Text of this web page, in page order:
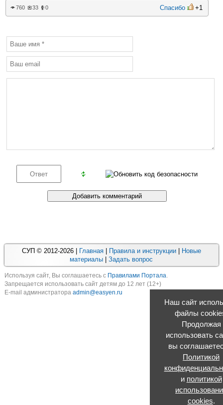
760 33 0 Спасибо +1
СУП © 2012-2026 | Главная| Правила и инструкции|
Новые
материалы |Задать вопрос
Используя cайт, Вы соглашаетесь с Правилами Портала.
Запрещается использовать сайт детям до 12 лет (12+)
E-mail администратора admin@easyen.ru
Наш сайт
файлы
Продолжая
использовать
вы
Политикой
и политикой
cookies.